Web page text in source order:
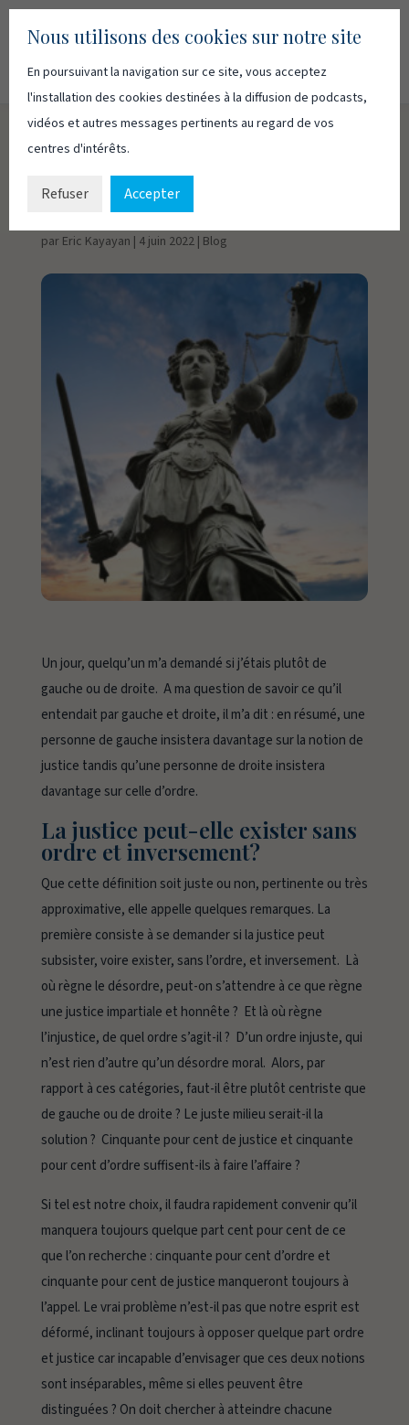
Un Dieu d’ordre et de
justice
par Eric Kayayan | 4 juin 2022| Blog
Un jour, quelqu’un m’a demandé si j’étais plutôt de
gauche ou de droite. A ma question de savoir ce qu’il
entendait par gauche et droite, il m’a dit : en résumé, une
personne de gauche insistera davantage sur la notion de
justice tandis qu’une personne de droite insistera
davantage sur celle d’ordre.
La justice peut-elle exister sans
ordre et inversement?
Que cette définition soit juste ou non, pertinente ou très
approximative, elle appelle quelques remarques. La
première consiste à se demander si la justice peut
subsister, voire exister, sans l’ordre, et inversement. Là
où règne le désordre, peut-on s’attendre à ce que règne
une justice impartiale et honnête ? Et là où règne
l’injustice, de quel ordre s’agit-il ? D’un ordre injuste, qui
n’est rien d’autre qu’un désordre moral. Alors, par
rapport à ces catégories, faut-il être plutôt centriste que
de gauche ou de droite ? Le juste milieu serait-il la
solution ? Cinquante pour cent de justice et cinquante
pour cent d’ordre suffisent-ils à faire l’affaire ?
Si tel est notre choix, il faudra rapidement convenir qu’il
manquera toujours quelque part cent pour cent de ce
que l’on recherche : cinquante pour cent d’ordre et
cinquante pour cent de justice manqueront toujours à
l’appel. Le vrai problème n’est-il pas que notre esprit est
déformé, inclinant toujours à opposer quelque part ordre
et justice car incapable d’envisager que ces deux notions
sont inséparables, même si elles peuvent être
distinguées ? On doit chercher à atteindre chacune
Nous utilisons des cookies sur notre site
En poursuivant la navigation sur ce site, vous acceptez
l'installation des cookies destinées à la diffusion de podcasts,
vidéos et autres messages pertinents au regard de vos
centres d'intérêts.
Refuser Accepter